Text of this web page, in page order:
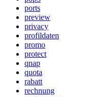
ports
preview
privacy
profildaten
promo
protect
qnap
quota
rabatt
rechnung